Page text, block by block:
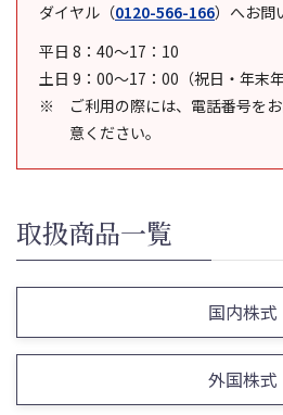
ダイヤル （0120-566-166） へお問
平日 8：40～17：10
土日 9：00～17：00（祝日・年末年
ご利用の際には、電話番号を
意ください。
取扱商品一覧
国内株式
外国株式